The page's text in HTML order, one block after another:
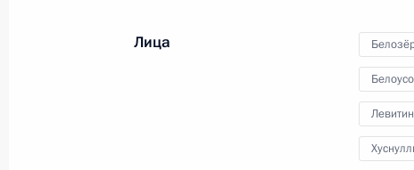
Открытие автомобильной дороги М-
Передача регионам новой техники
Лица